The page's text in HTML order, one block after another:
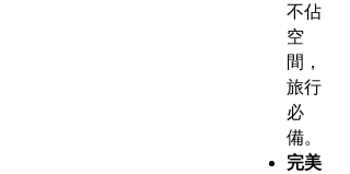
不佔
空
間，
旅行
必
備。
完美